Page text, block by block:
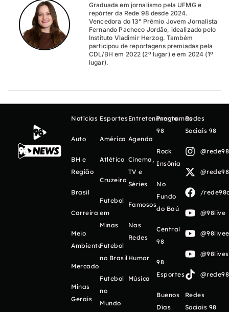
Graduada em jornalismo pela UFMG e
repórter da Rede 98 desde 2024.
Vencedora do 13° Prêmio Jovem Jornalista
Fernando Pacheco Jordão, idealizado pelo
Instituto Vladimir Herzog. Também
participou de reportagens premiadas pela
CDL/BH em 2022 (2º lugar) e em 2024 (1º
lugar).
Notícias
Auto
BH e
Região
Brasil
Carreira
Meio
Ambiente
Mercado
Minas
Gerais
Esportes
América
Atlético
Cruzeiro
Futebol
em
Minas
Futebol
no Brasil
Futebol
no
Mundo
Entretenimento
Agenda
Cinema,
TV e
Séries
Famosos
Nas
Redes
Humor
Música
Programas
98
Rock
Insônia
No
Fundo
do Baú
Central
98
98
Esportes
Buenos
Días
Redes
Sociais 98
/
@98live
Redes
Sociais 98